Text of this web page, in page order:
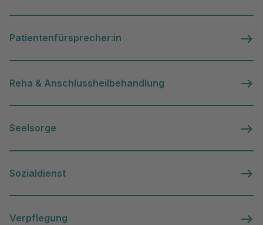
Patientenfürsprecher:in
Reha & Anschlussheilbehandlung
Seelsorge
Sozialdienst
Verpflegung